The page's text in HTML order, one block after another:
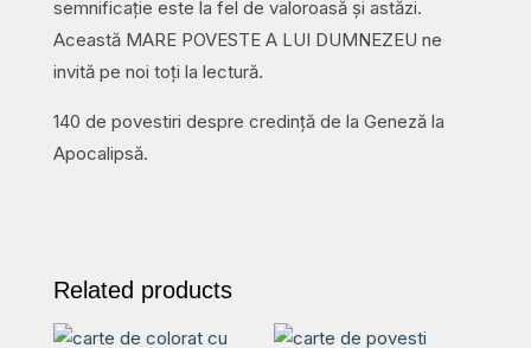
semnificație este la fel de valoroasă și astăzi.
Această MARE POVESTE A LUI DUMNEZEU ne
invită pe noi toți la lectură.
140 de povestiri despre credință de la Geneză la
Apocalipsă.
Related products